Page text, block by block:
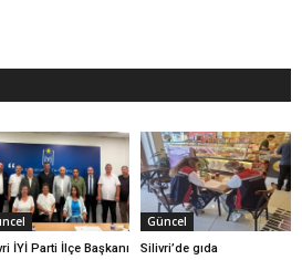
İYİ Parti İlçe Başkanı
Güncel
Silivri’de gıda